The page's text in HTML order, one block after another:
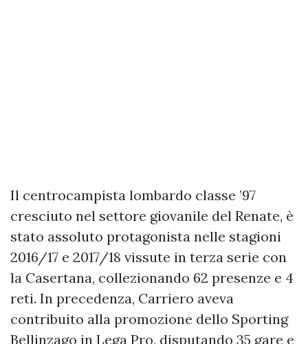
Il centrocampista lombardo classe ’97
cresciuto nel settore giovanile del Renate, è
stato assoluto protagonista nelle stagioni
2016/17 e 2017/18 vissute in terza serie con
la Casertana, collezionando 62 presenze e 4
reti. In precedenza, Carriero aveva
contribuito alla promozione dello Sporting
Bellinzago in Lega Pro, disputando 35 gare e